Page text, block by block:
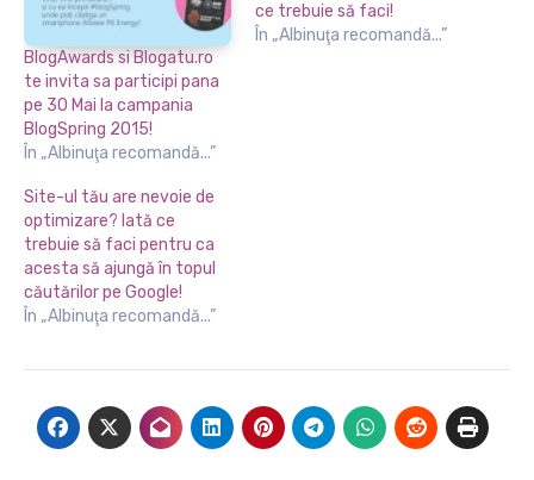
BlogAwards si Blogatu.ro
te invita sa participi pana
pe 30 Mai la campania
BlogSpring 2015!
În „Albinuţa recomandă...”
ce trebuie să faci!
În „Albinuţa recomandă...”
Site-ul tău are nevoie de
optimizare? Iată ce
trebuie să faci pentru ca
acesta să ajungă în topul
căutărilor pe Google!
În „Albinuţa recomandă...”